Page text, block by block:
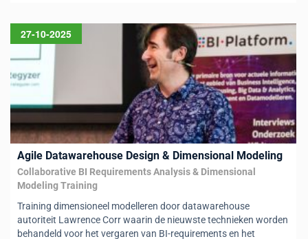
27-10-2025
Agile Datawarehouse Design & Dimensional Modeling
Collaborative BI Requirements Analysis & Dimensional
Modeling Training
Training dimensioneel modelleren door datawarehouse
autoriteit Lawrence Corr waarin de nieuwste technieken worden
behandeld voor het vergaren van BI-requirements en het